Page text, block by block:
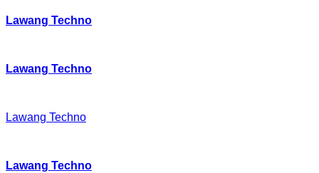
Lawang Techno
Lawang Techno
Lawang Techno
Lawang Techno